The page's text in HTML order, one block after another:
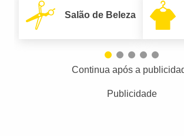
Salão de Beleza
Continua após a
Publicidade